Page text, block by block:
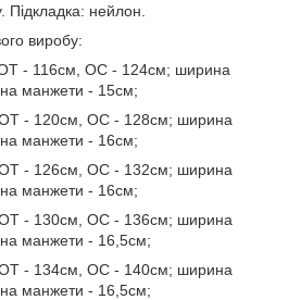
Підкладка: нейлон.
виробу:
- 116см, ОС - 124см; ширина
манжети - 15см;
- 120см, ОС - 128см; ширина
манжети - 16см;
- 126см, ОС - 132см; ширина
манжети - 16см;
- 130см, ОС - 136см; ширина
манжети - 16,5см;
- 134см, ОС - 140см; ширина
манжети - 16,5см;